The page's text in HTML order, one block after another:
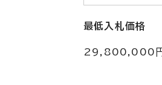
最低入札価格
29,800,000